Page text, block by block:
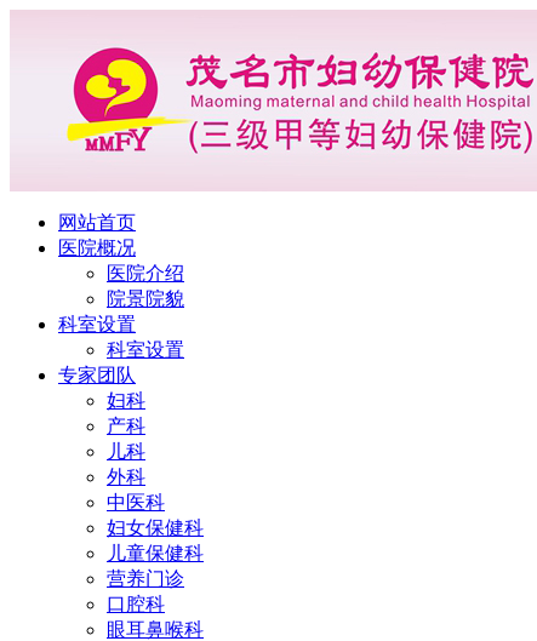
网站首页
医院概况
医院介绍
院景院貌
科室设置
科室设置
专家团队
妇科
产科
儿科
外科
中医科
妇女保健科
儿童保健科
营养门诊
口腔科
眼耳鼻喉科